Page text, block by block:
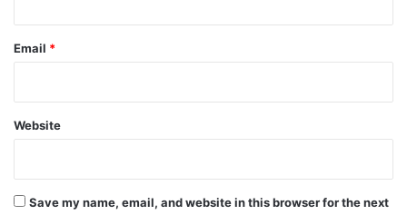
Email *
Website
Save my name, email, and website in this browser for the next